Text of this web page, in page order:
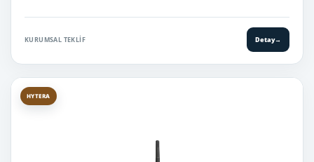
KURUMSAL TEKLIF Detay→
HYTERA